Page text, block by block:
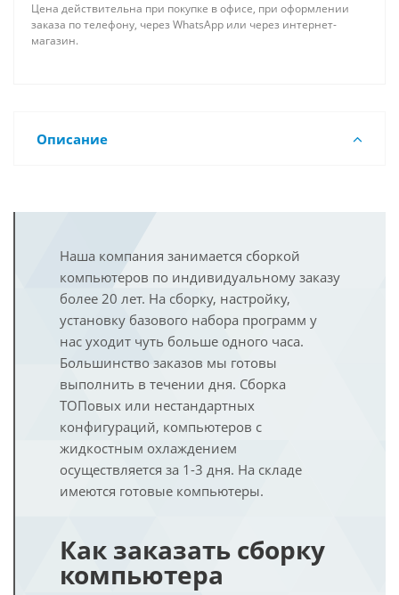
Цена действительна при покупке в офисе, при оформлении
заказа по телефону, через WhatsApp или через интернет-
магазин.
Описание
Наша компания занимается сборкой
компьютеров по индивидуальному заказу
более 20 лет. На сборку, настройку,
установку базового набора программ у
нас уходит чуть больше одного часа.
Большинство заказов мы готовы
выполнить в течении дня. Сборка
ТОПовых или нестандартных
конфигураций, компьютеров с
жидкостным охлаждением
осуществляется за 1-3 дня. На складе
имеются готовые компьютеры.
Как заказать сборку
компьютера